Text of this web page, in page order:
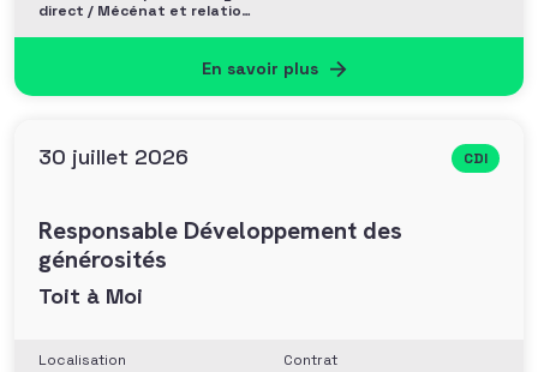
direct / Mécénat et relation
En savoir plus
30 juillet 2026 CDI
Responsable Développement des
générosités
Toit à Moi
Localisation
Contrat